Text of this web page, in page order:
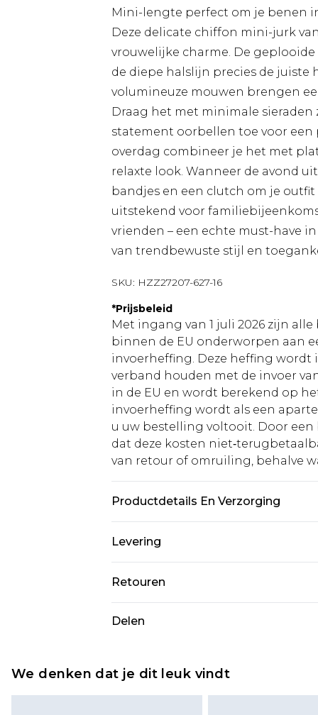
Mini-lengte perfect om je benen
Deze delicate chiffon mini-jurk
vrouwelijke charme. De
de diepe halslijn precies de juiste
volumineuze mouwen brengen
Draag het met minimale sieraden
statement oorbellen toe voor
overdag combineer je het met
relaxte look. Wanneer de avond
bandjes en een clutch om je
uitstekend voor
vrienden – een echte must-have
van trendbewuste stijl en
SKU: HZZ27207-627-16
*Prijsbeleid
Met ingang van 1 juli 2026 zijn
binnen de EU onderworpen aan
invoerheffing. Deze heffing
verband houden met de invoer
in de EU en wordt berekend op
invoerheffing wordt als een
u uw bestelling voltooit. Door
dat deze kosten
van retour of omruiling, behalve
Productdetails En Verzorging
WASHABLE
Levering
Standaardlevering Nederland
Expressdienst Nederland
Retouren
wordt gebracht op uw
Delen
We denken dat je dit leuk vindt